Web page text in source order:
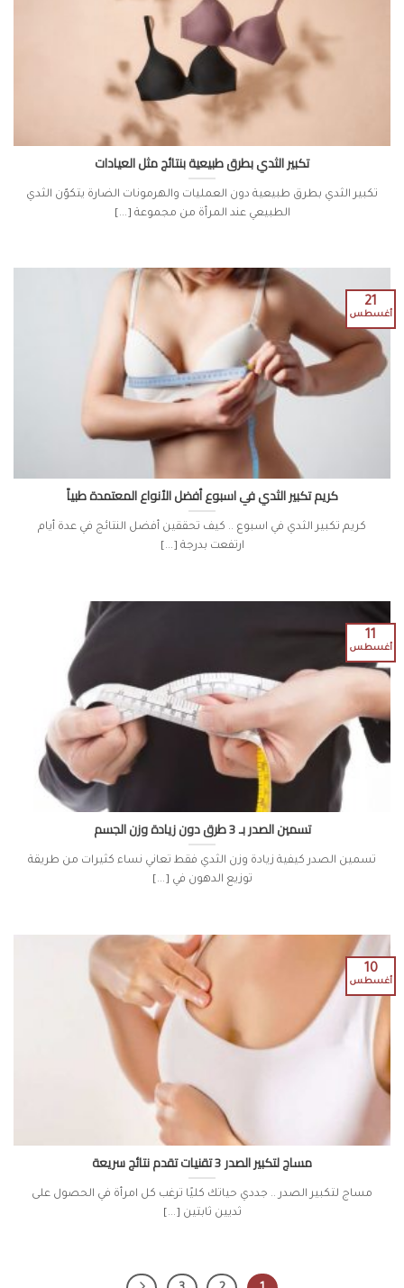
تكبير الثدي بطرق طبيعية بنتائج مثل العيادات
تكبير الثدي بطرق طبيعية دون العمليات والهرمونات الضارة يتكوّن الثدي
الطبيعي عند المرأة من مجموعة [...]
كريم تكبير الثدي في اسبوع أفضل الأنواع المعتمدة طبياً
كريم تكبير الثدي في اسبوع .. كيف تحققين أفضل النتائج في عدة أيام
ارتفعت بدرجة [...]
21
أغسطس
تسمين الصدر بـ 3 طرق دون زيادة وزن الجسم
تسمين الصدر كيفية زيادة وزن الثدي فقط تعاني نساء كثيرات من طريقة
توزيع الدهون في [...]
11
أغسطس
مساج لتكبير الصدر 3 تقنيات تقدم نتائج سريعة
مساج لتكبير الصدر .. جددي حياتك كليًا ترغب كل امرأة في الحصول على
ثديين ثابتين [...]
10
أغسطس